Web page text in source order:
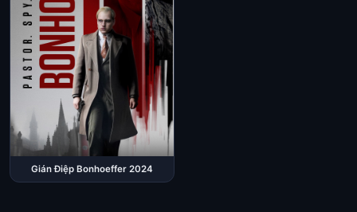
Gián Điệp Bonhoeffer 2024